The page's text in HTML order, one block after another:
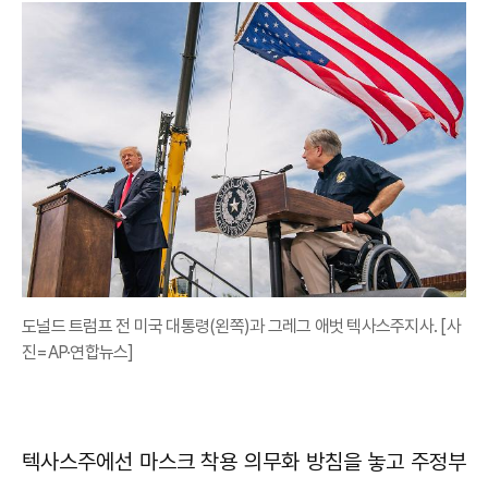
도널드 트럼프 전 미국 대통령(왼쪽)과 그레그 애벗 텍사스주지사. [사
진=AP·연합뉴스]
텍사스주에선 마스크 착용 의무화 방침을 놓고 주정부